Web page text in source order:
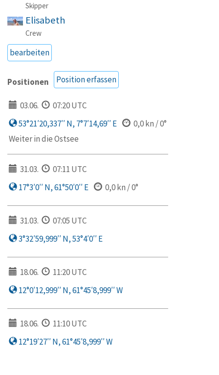
Skipper
Elisabeth
Crew
bearbeiten
Positionen Position erfassen
03.06.
07:20 UTC
53°21′20,337′′ N, 7°7′14,69′′ E
0,0 kn / 0°
Weiter in die Ostsee
31.03.
07:11 UTC
17°3′0′′ N, 61°50′0′′ E
0,0 kn / 0°
31.03.
07:05 UTC
3°32′59,999′′ N, 53°4′0′′ E
18.06.
11:20 UTC
12°0′12,999′′ N, 61°45′8,999′′ W
18.06.
11:10 UTC
12°19′27′′ N, 61°45′8,999′′ W